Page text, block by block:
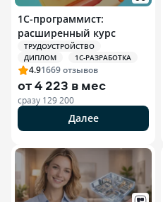
1С-программист:
расширенный курс
ТРУДОУСТРОЙСТВО
ДИПЛОМ
1С-РАЗРАБОТКА
4.91669отзывов
от4 223 в мес
сразу 129 200
Далее